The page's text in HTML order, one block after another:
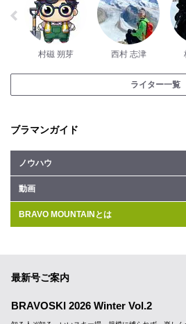
村磁 朔芽 西村 志津
ライター一覧
ブラマンガイド
ノウハウ
動画
BRAVO MOUNTAINとは
最新号ご案内
BRAVOSKI 2026 Winter Vol.2